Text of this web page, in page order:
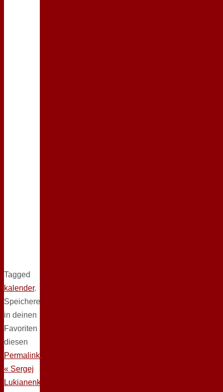
Tagged
kalender.
Speichere
in deinen
Favoriten
diesen
Permalink.
« Sergej
Lukianenko